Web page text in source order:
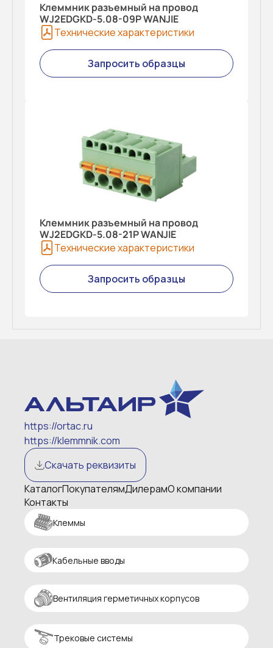
Клеммник разъемный на провод
WJ2EDGKD-5.08-09P WANJIE
Технические характеристики
Запросить образцы
Клеммник разъемный на провод
WJ2EDGKD-5.08-21P WANJIE
Технические характеристики
Запросить образцы
https://ortac.ru
https://klemmnik.com
Скачать реквизиты
КаталогПокупателямДилерамО компании
Контакты
Клеммы
Кабельные вводы
Вентиляция герметичных корпусов
Трековые системы